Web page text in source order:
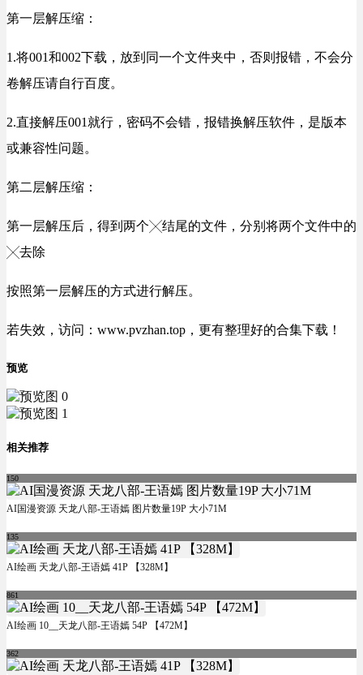
第一层解压缩：
1.将001和002下载，放到同一个文件夹中，否则报错，不会分
卷解压请自行百度。
2.直接解压001就行，密码不会错，报错换解压软件，是版本
或兼容性问题。
第二层解压缩：
第一层解压后，得到两个╳结尾的文件，分别将两个文件中的
╳去除
按照第一层解压的方式进行解压。
若失效，访问：www.pvzhan.top，更有整理好的合集下载！
预览
相关推荐
150
AI国漫资源 天龙八部-王语嫣 图片数量19P 大小71M
135
AI绘画 天龙八部-王语嫣 41P 【328M】
861
AI绘画 10__天龙八部-王语嫣 54P 【472M】
362